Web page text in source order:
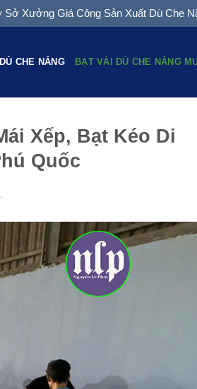
Sở Xưởng Giá Công Sản Xuất Dù Che
CHE NẮNG BẠT VẢI DÙ CHE NẮNG
Xếp, Bạt Kéo Di
Quốc